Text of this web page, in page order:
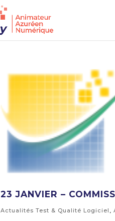
23 JANVIER –
Actualités Test & Qualité Logiciel ,